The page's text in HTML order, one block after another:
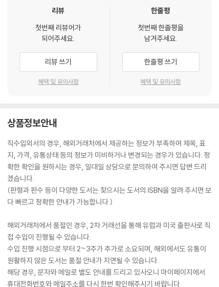
A guide to several NLP principles and keys to live by
Several NLP techniques to control others with ease
How to use NLP techniques to better yourself
How to strengthen your ability to communicate with ease
AND MORE!
Now, it may be impossible to believe that you can fight back
work. In knowing how the manipulator behaves, you can count
er their techniques. In knowing how their techniques work, you
can begin to implement them into your own life whenever nec
essary to protect yourself. After all, the greatest defense tha
t you can have in the world is a solid offensive plan, and this b
ook can give you that.
Do not hesitate-if you feel like you could benefit from learnin
g how to identify signs of manipulation and persuasion, or you
리뷰
첫번째 리뷰어가
되어주세요.
리뷰 쓰기
혜택 및 유의사항
한줄평
첫번째 한줄평을
남겨주세요.
한줄평 쓰기
혜택 및 유의사항
상품정보안내
직수입외서의 경우, 해외거래처에서 제공하는 정보가 부족하여 제목, 표
지, 가격, 유통상태 등의 정보가 미비하거나 변경되는 경우가 있습니다. 정
확한 확인을 원하시는 경우, 일대일 상담으로 문의하여 주시면 답변 드리
겠습니다.
(판형과 판수 등이 다양한 도서는 찾으시는 도서의 ISBN을 알려 주시면 보
다 빠르고 정확한 안내가 가능합니다.)
해외거래처에서 품절인 경우, 2차 거래선을 통해 유럽과 미국 출판사로 직
접 수입이 진행될 수 있습니다.
수입 진행 시점으로 부터 2~3주가 추가로 소요되며, 해외에서도 유통이
원활하지 않은 도서는 품절 안내가 지연될 수 있습니다.
해당 경우, 문자와 메일로 별도 안내를 드리고 있사오니 마이페이지에서
휴대전화번호와 메일주소를 다시 한번 확인해주시기 바랍니다.